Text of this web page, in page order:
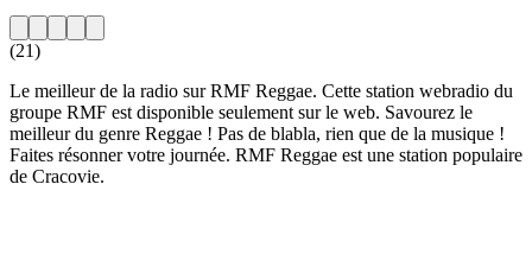
(21)
Le meilleur de la radio sur RMF Reggae. Cette station webradio du
groupe RMF est disponible seulement sur le web. Savourez le
meilleur du genre Reggae ! Pas de blabla, rien que de la musique !
Faites résonner votre journée. RMF Reggae est une station populaire
de Cracovie.